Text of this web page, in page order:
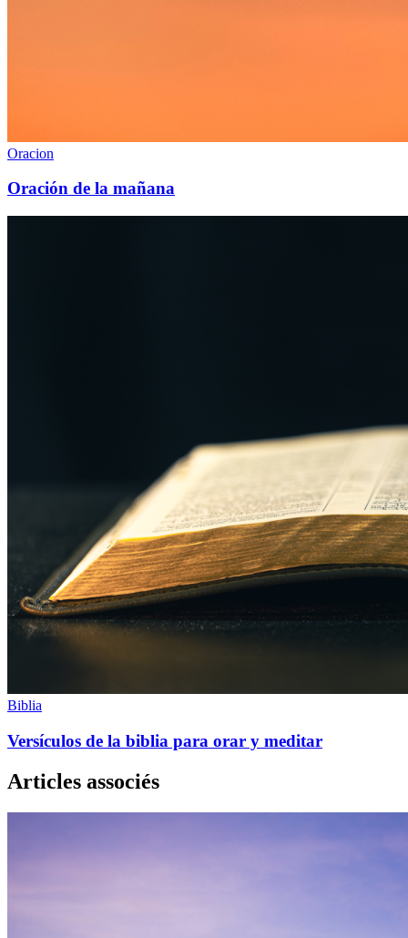
Oracion
Oración de la mañana
Biblia
Versículos de la biblia para orar y meditar
Articles associés